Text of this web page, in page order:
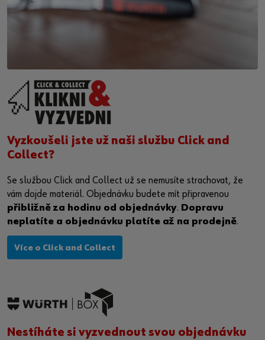
Vyzkoušeli jste už naši službu Click and
Collect?
Se službou Click and Collect už se nemusíte strachovat, že
vám dojde materiál. Objednávku budete mít připravenou
přibližně za hodinu od objednávky. Dopravu
neplatíte a objednávku platíte až na prodejně.
Více o Click and Collect
Nestíháte si vyzvednout svou objednávku